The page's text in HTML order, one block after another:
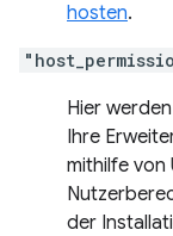
hosten.
Hier
Ihre
mithilfe von
der